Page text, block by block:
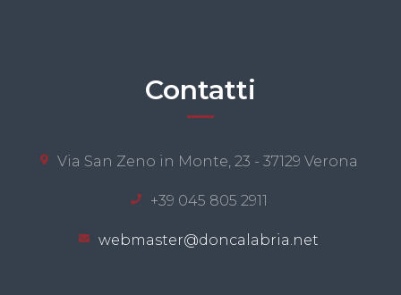
Contatti
Via San Zeno in Monte, 23 - 37129 Verona
+39 045 805 2911
webmaster@doncalabria.net